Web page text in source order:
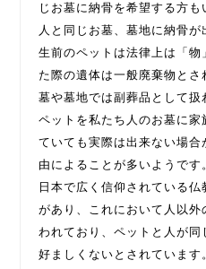
じお墓に納骨を希望する方
人と同じお墓、墓地に納骨が
生前のペットは法律上は「物
た際の遺体は一般廃棄物と
墓や墓地では副葬品として扱
ペットを私たち人のお墓に家
ていても実際は出来ない場
由によることが多いようです
日本で広く信仰されている仏
があり、これにおいて人以
われており、ペットと人が
好ましくないとされています